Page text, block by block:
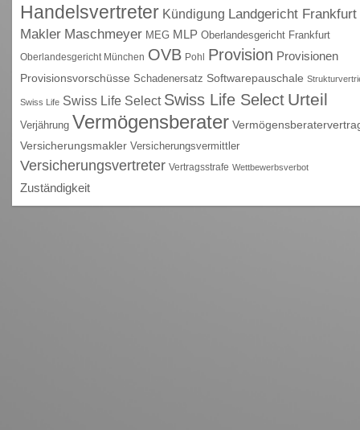
Handelsvertreter Kündigung Landgericht Frankfurt
Makler Maschmeyer MEG MLP Oberlandesgericht Frankfurt
Oberlandesgericht München OVB Pohl Provision Provisionen
Provisionsvorschüsse Schadenersatz Softwarepauschale
Swiss Life Swiss Life Select Swiss Life Select Urteil
Verjährung Vermögensberater
Versicherungsmakler Versicherungsvermittler
Versicherungsvertreter Vertragsstrafe Wettbewerbsverbot
Zuständigkeit